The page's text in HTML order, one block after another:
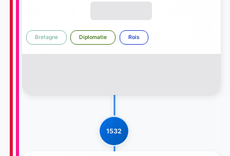
Bretagne Diplomatie Rois
1532